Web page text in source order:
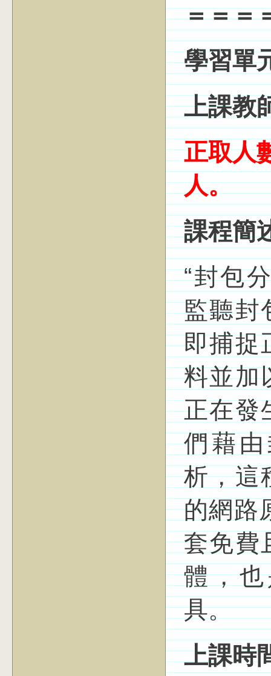
＝＝＝
學習單
上課教
正取人
人。
課程簡
“封包
監聽封
即捕捉
料並加
正在發
們藉
析，這
的網路
套免費
體，
具。
上課時